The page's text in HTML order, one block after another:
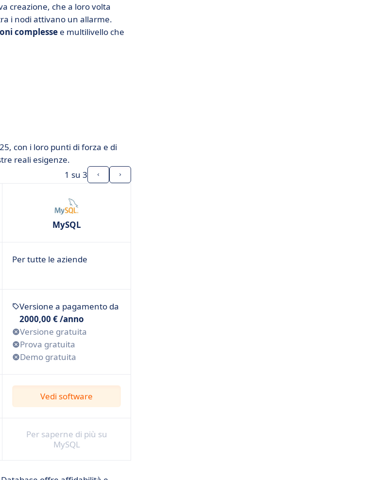
creazione, che a loro volta
i nodi attivano un allarme.
complesse e multilivello che
con i loro punti di forza e di
reali esigenze.
1 su 3
MySQL
Per tutte le aziende
Versione a pagamento da
2000,00 € /anno
Versione gratuita
Prova gratuita
Demo gratuita
Vedi software
Per saperne di più su
MySQL